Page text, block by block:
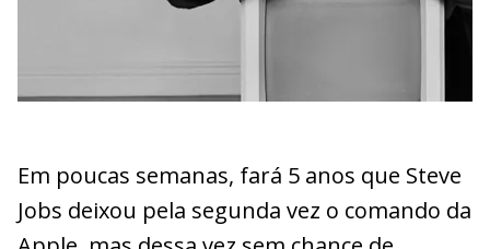
Em poucas semanas, fará 5 anos que Steve
Jobs deixou pela segunda vez o comando da